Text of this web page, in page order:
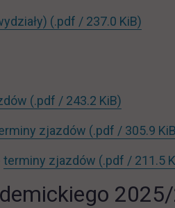
(.pdf / 237.0 KiB)
(.pdf / 243.2 KiB)
zjazdów (.pdf / 305.9
terminy zjazdów (.pdf / 211.5